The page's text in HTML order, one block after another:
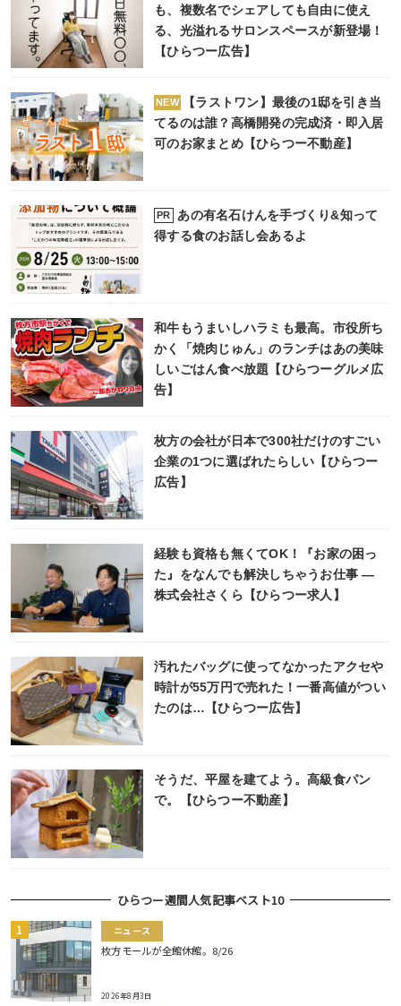
も、複数名でシェアしても自由に使え
る、光溢れるサロンスペースが新登場！
【ひらつー広告】
NEW
【ラストワン】最後の1邸を引き当
てるのは誰？高橋開発の完成済・即入居
可のお家まとめ【ひらつー不動産】
PR
あの有名石けんを手づくり&知って
得する食のお話し会あるよ
和牛もうまいしハラミも最高。市役所ち
かく「焼肉じゅん」のランチはあの美味
しいごはん食べ放題【ひらつーグルメ広
告】
枚方の会社が日本で300社だけのすごい
企業の1つに選ばれたらしい【ひらつー
広告】
経験も資格も無くてOK！『お家の困っ
た』をなんでも解決しちゃうお仕事 ―
株式会社さくら【ひらつー求人】
汚れたバッグに使ってなかったアクセや
時計が55万円で売れた！一番高値がつい
たのは…【ひらつー広告】
そうだ、平屋を建てよう。高級食パン
で。【ひらつー不動産】
ひらつー週間人気記事ベスト10
ニュース
枚方モールが全館休館。8/26
2026年8月3日